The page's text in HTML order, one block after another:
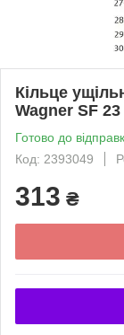
Кільце
Wagner SF
Готово до
Код: 2393049
313 ₴